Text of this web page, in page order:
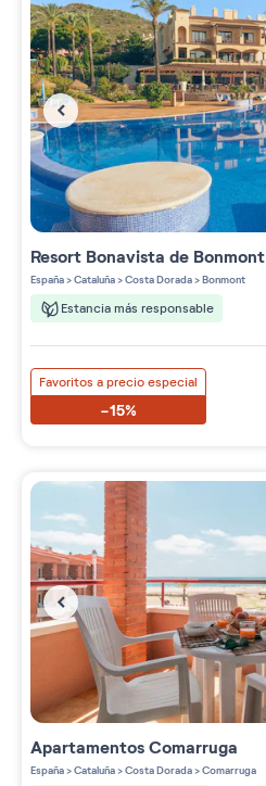
Resort Bonavista de Bonmont
España>Cataluña>Costa Dorada>Bonmont
Estancia más responsable
Favoritos a precio especial
-15%
ApartamentosComarruga
España>Cataluña>Costa Dorada>Comarruga